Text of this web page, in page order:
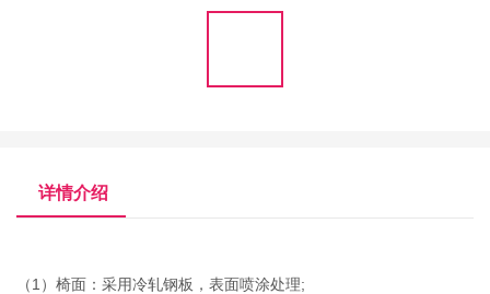
详情介绍
（1）椅面：采用冷轧钢板，表面喷涂处理;